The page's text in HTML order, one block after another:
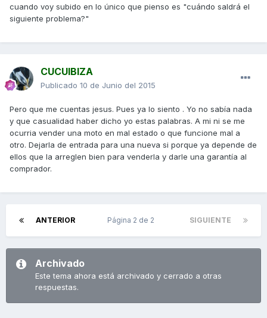
cuando voy subido en lo único que pienso es "cuándo saldrá el
siguiente problema?"
CUCUIBIZA
Publicado 10 de Junio del 2015
Pero que me cuentas jesus. Pues ya lo siento . Yo no sabía nada
y que casualidad haber dicho yo estas palabras. A mi ni se me
ocurria vender una moto en mal estado o que funcione mal a
otro. Dejarla de entrada para una nueva si porque ya depende de
ellos que la arreglen bien para venderla y darle una garantía al
comprador.
ANTERIOR SIGUIENTE
Página 2 de 2
Archivado
Este tema ahora está archivado y cerrado a otras
respuestas.